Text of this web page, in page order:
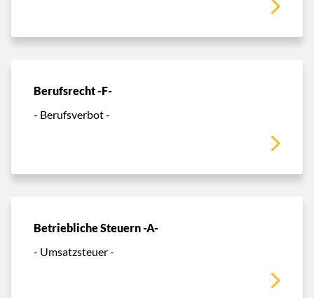
Berufsrecht -F-
- Berufsverbot -
Betriebliche Steuern -A-
- Umsatzsteuer -